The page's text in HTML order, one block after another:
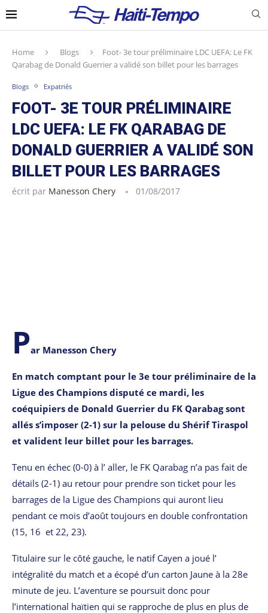
Home Blogs
Foot- 3e tour préliminaire LDC UEFA: Le FK
Qarabag de Donald Guerrier a validé son billet pour les barrages
Blogs Expatriés
FOOT- 3E TOUR PRÉLIMINAIRE
LDC UEFA: LE FK QARABAG DE
DONALD GUERRIER A VALIDÉ SON
BILLET POUR LES BARRAGES
écrit par Manesson Chery 01/08/2017
Par Manesson Chery
En match comptant pour le 3e tour préliminaire de la
Ligue des Champions disputé ce mardi, les
coéquipiers de Donald Guerrier du FK Qarabag sont
allés s’imposer (2-1) sur la pelouse du Shérif Tiraspol
et valident leur billet pour les barrages.
Tenu en échec (0-0) à l’ aller, le FK Qarabag n’a pas fait de
détails (2-1) au retour pour prendre son ticket pour les
barrages de la Ligue des Champions qui auront lieu
pendant ce mois d’août toujours en double confrontation
(15, 16 et 22, 23).
Titulaire sur le côté gauche, le natif Cayen a joué l’
intégralité du match et a écopé d’un carton Jaune à la 28e
minute de jeu. L’aventure se poursuit donc pour
l’international haïtien qui se rapproche de plus en plus de